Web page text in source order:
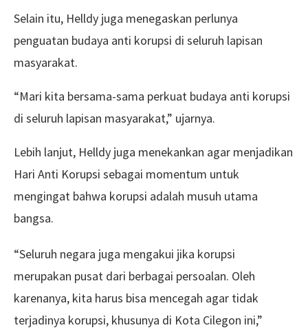
Selain itu, Helldy juga menegaskan perlunya
penguatan budaya anti korupsi di seluruh lapisan
masyarakat.
“Mari kita bersama-sama perkuat budaya anti korupsi
di seluruh lapisan masyarakat,” ujarnya.
Lebih lanjut, Helldy juga menekankan agar menjadikan
Hari Anti Korupsi sebagai momentum untuk
mengingat bahwa korupsi adalah musuh utama
bangsa.
“Seluruh negara juga mengakui jika korupsi
merupakan pusat dari berbagai persoalan. Oleh
karenanya, kita harus bisa mencegah agar tidak
terjadinya korupsi, khusunya di Kota Cilegon ini,”